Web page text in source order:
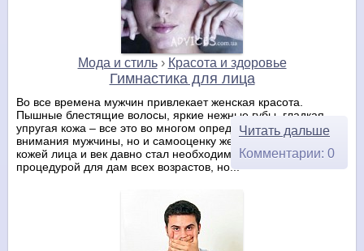
Мода и стиль› Красота и здоровье
Гимнастика для лица
Во все времена мужчин привлекает женская красота.
Пышные блестящие волосы, яркие нежные губы, гладкая
упругая кожа – все это во многом определяет не только
внимания мужчины, но и самооценку женщины. Уход за
кожей лица и век давно стал необходимой косметической
процедурой для дам всех возрастов, но...
Читать дальше
Комментарии: 0